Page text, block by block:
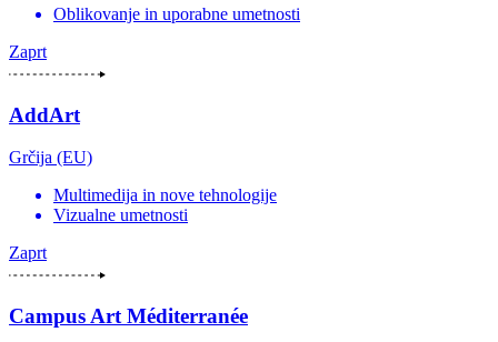
Oblikovanje in uporabne umetnosti
Zaprt
AddArt
Grčija (EU)
Multimedija in nove tehnologije
Vizualne umetnosti
Zaprt
Campus Art Méditerranée